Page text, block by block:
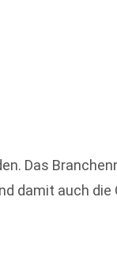
Das
auch die